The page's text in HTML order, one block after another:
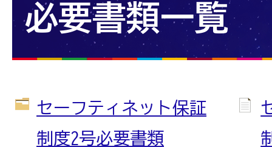
必要書類一覧
セーフティネット保証
制度2号必要書類